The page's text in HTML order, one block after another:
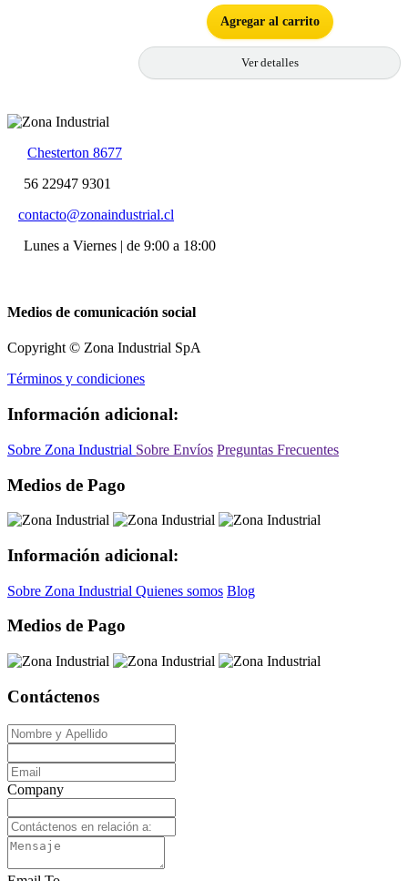
Agregar al carrito
Ver detalles
Chesterton 8677
56 22947 9301
contacto@zonaindustrial.cl
Lunes a Viernes | de 9:00 a 18:00
Medios de comunicación social
Copyright © Zona Industrial SpA
Términos y condiciones
Información adicional:
Sobre Zona Industrial Sobre Envíos Preguntas Frecuentes
Medios de Pago
Información adicional:
Sobre Zona Industrial Quienes somos Blog
Medios de Pago
Contáctenos
Company